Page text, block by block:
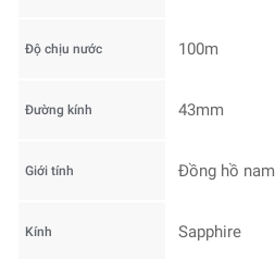
Độ chịu nước 100m
Đường kính 43mm
Giới tính Đồng hồ nam
Kính Sapphire